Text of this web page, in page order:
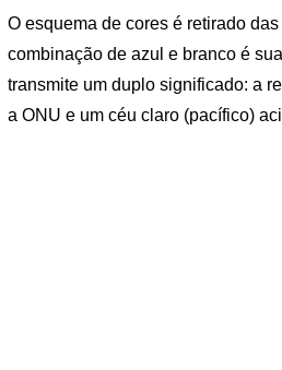
O esquema de cores é retirado
combinação de azul e branco é
transmite um duplo significado: a
a ONU e um céu claro (pacífico)